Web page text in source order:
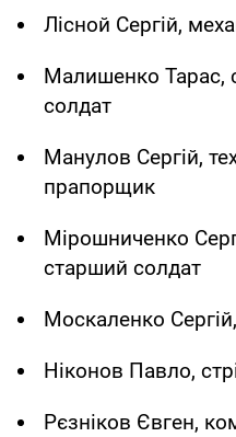
Лісной Сергій,
Малишенко Тарас,
солдат
Манулов Сергій,
прапорщик
Мірошниченко
старший солдат
Москаленко
Ніконов Павло,
Рєзніков Євген,